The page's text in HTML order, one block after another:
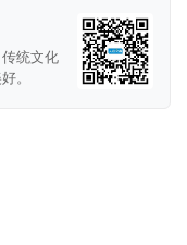
统文化
。